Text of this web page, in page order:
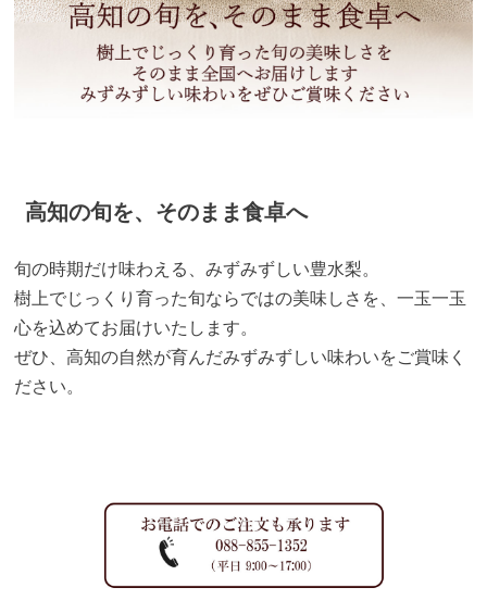
高知の旬を、そのまま食卓へ
旬の時期だけ味わえる、みずみずしい豊水梨。
樹上でじっくり育った旬ならではの美味しさを、一玉一玉
心を込めてお届けいたします。
ぜひ、高知の自然が育んだみずみずしい味わいをご賞味く
ださい。